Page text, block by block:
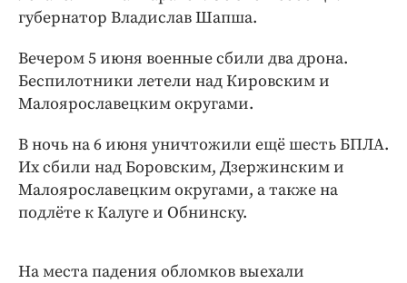
Интересное чтиво
Клиника года
Бренд года
Работодатель года
губернатор Владислав Шапша.
Вечером 5 июня военные сбили два дрона.
Беспилотники летели над Кировским и
Малоярославецким округами.
В ночь на 6 июня уничтожили ещё шесть БПЛА.
Их сбили над Боровским, Дзержинским и
Малоярославецким округами, а также на
подлёте к Калуге и Обнинску.
На места падения обломков выехали